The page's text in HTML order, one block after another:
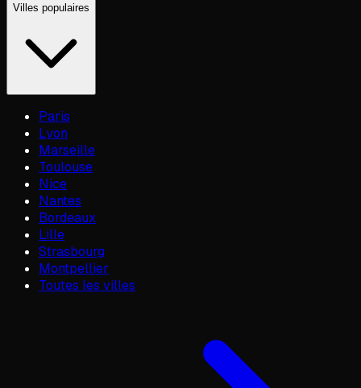
Villes populaires
Paris
Lyon
Marseille
Toulouse
Nice
Nantes
Bordeaux
Lille
Strasbourg
Montpellier
Toutes les villes